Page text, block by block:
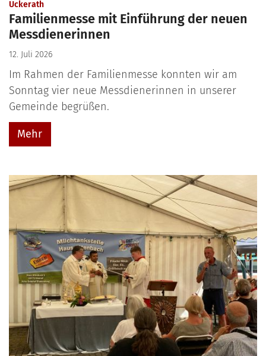
Uckerath:
Familienmesse mit Einführung der neuen
Messdienerinnen
12. Juli 2026
Im Rahmen der Familienmesse konnten wir am
Sonntag vier neue Messdienerinnen in unserer
Gemeinde begrüßen.
Mehr